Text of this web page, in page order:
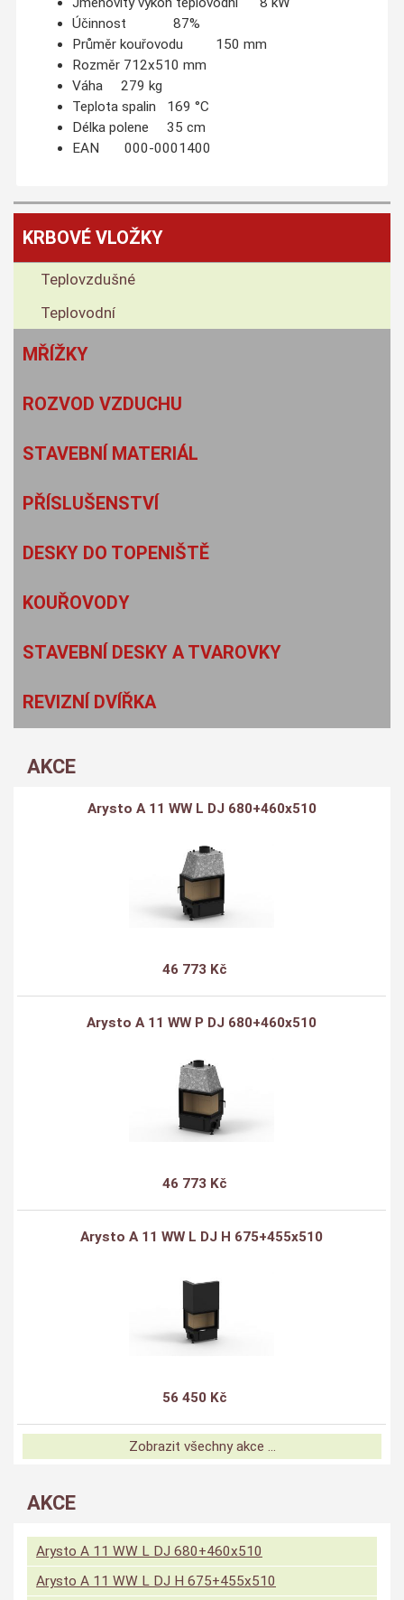
Účinnost 87%
Průměr kouřovodu 150 mm
Rozměr 712x510 mm
Váha 279 kg
Teplota spalin 169 °C
Délka polene 35 cm
EAN 000-0001400
KRBOVÉ VLOŽKY
Teplovzdušné
Teplovodní
MŘÍŽKY
ROZVOD VZDUCHU
STAVEBNÍ MATERIÁL
PŘÍSLUŠENSTVÍ
DESKY DO TOPENIŠTĚ
KOUŘOVODY
STAVEBNÍ DESKY A TVAROVKY
REVIZNÍ DVÍŘKA
AKCE
Arysto A 11 WW L DJ 680+460x510
46 773 Kč
Arysto A 11 WW P DJ 680+460x510
46 773 Kč
Arysto A 11 WW L DJ H 675+455x510
56 450 Kč
Zobrazit všechny akce ...
AKCE
Arysto A 11 WW L DJ 680+460x510
Arysto A 11 WW L DJ H 675+455x510